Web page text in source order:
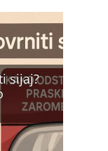
sijaj?